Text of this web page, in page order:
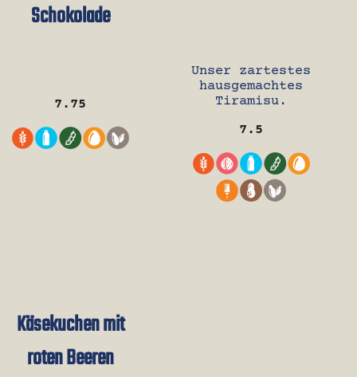
Schokolade
7.75
Unser zartestes
hausgemachtes
Tiramisu.
7.5
Käsekuchen mit
roten Beeren